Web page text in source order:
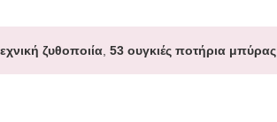
ζυθοποιία 53 ουγκιές ποτήρια μπύρας